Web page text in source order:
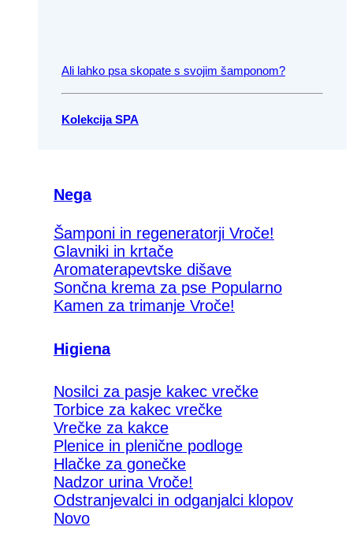
Ali lahko psa skopate s svojim šamponom?
Kolekcija SPA
Nega
Šamponi in regeneratorji
Glavniki in krtače
Aromaterapevtske dišave
Sončna krema za pse
Kamen za trimanje
Higiena
Nosilci za pasje kakec vrečke
Torbice za kakec vrečke
Vrečke za kakce
Plenice in plenične podloge
Hlačke za gonečke
Nadzor urina
Odstranjevalci in odganjalci klopov